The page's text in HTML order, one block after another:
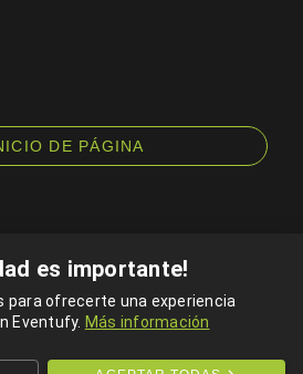
es importante!
para ofrecerte una experiencia
Eventufy. Más información
DE PÁGINA